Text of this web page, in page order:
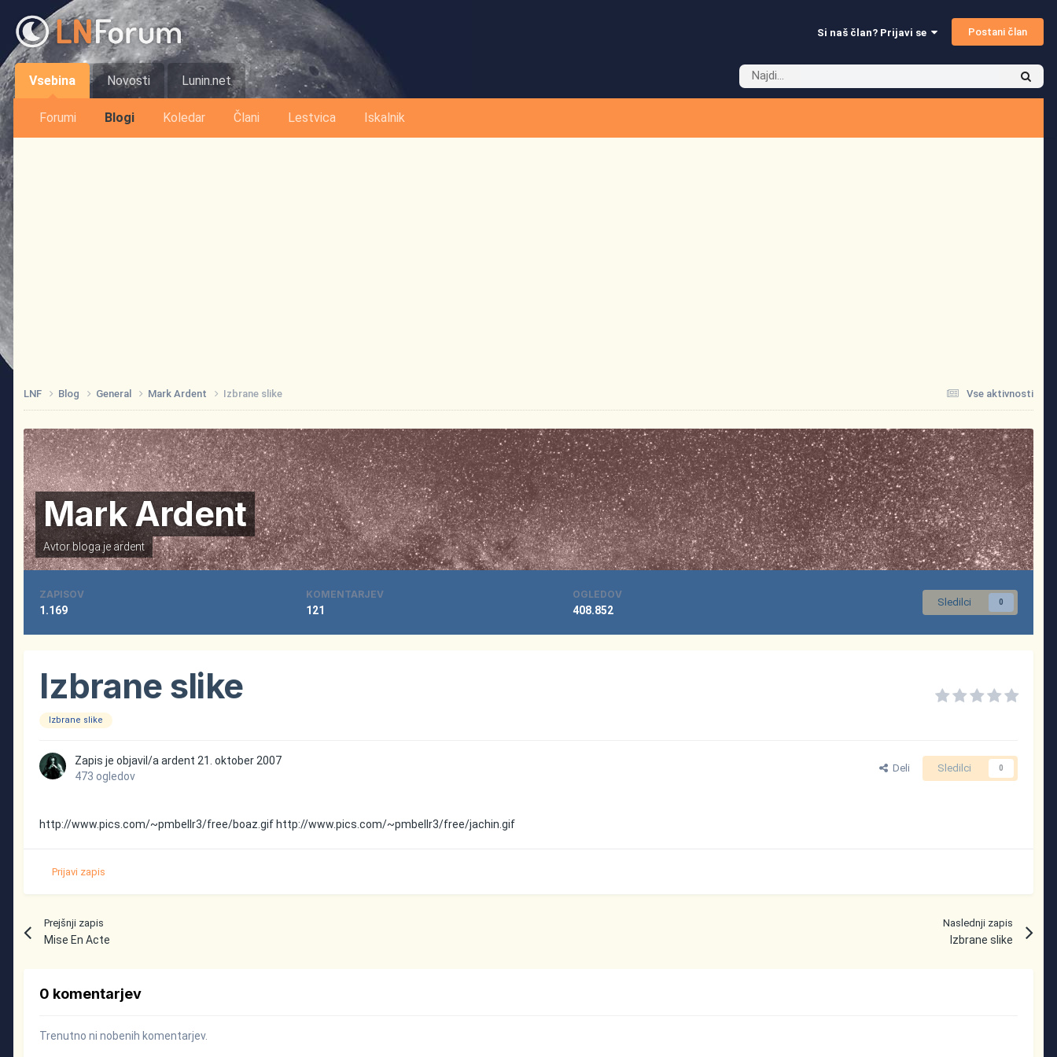
Si naš član? Prijavi se Postani član
Vsebina
Forumi Blogi Koledar Člani Lestvica Iskalnik
Novosti Lunin.net
Vse aktivnosti
LNF Blog General Mark Ardent Izbrane slike
Mark Ardent
Avtor bloga jeardent
Sledilci 0
ZAPISOV
1.169
KOMENTARJEV
121
OGLEDOV
408.852
Izbrane slike
Izbrane slike
Zapis je objavil/aardent 21. oktober 2007
473 ogledov
Deli Sledilci 0
http://www.pics.com/~pmbellr3/free/boaz.gif http://www.pics.com/~pmbellr3/free/jachin.gif
Prijavi zapis
Prejšnji zapis
Mise En Acte
Naslednji zapis
Izbrane slike
0 komentarjev
Trenutno ni nobenih komentarjev.